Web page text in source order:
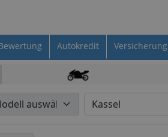
Autokredit Versicherung